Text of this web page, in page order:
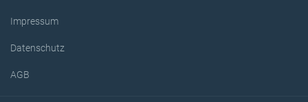
Impressum
Datenschutz
AGB